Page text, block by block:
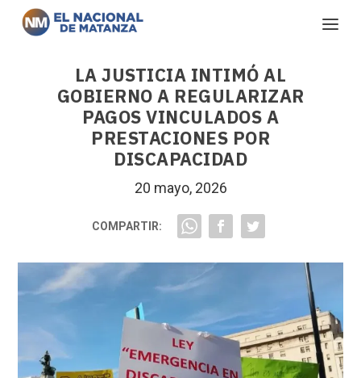
LA JUSTICIA INTIMÓ AL
GOBIERNO A REGULARIZAR
PAGOS VINCULADOS A
PRESTACIONES POR
DISCAPACIDAD
20 mayo, 2026
COMPARTIR: